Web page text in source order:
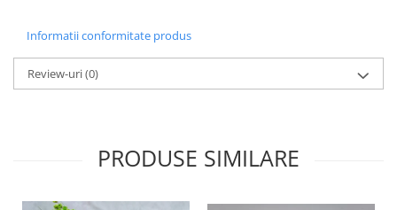
Informatii conformitate produs
Review-uri(0)
PRODUSE SIMILARE